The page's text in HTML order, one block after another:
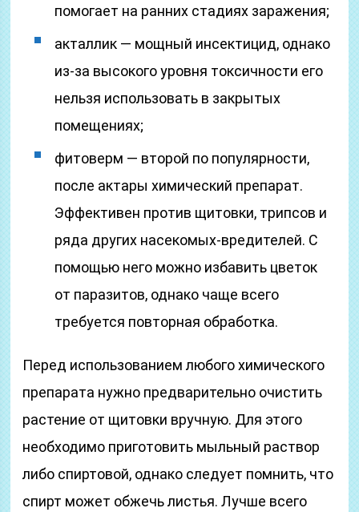
помогает на ранних стадиях заражения;
акталлик — мощный инсектицид, однако
из-за высокого уровня токсичности его
нельзя использовать в закрытых
помещениях;
фитоверм — второй по популярности,
после актары химический препарат.
Эффективен против щитовки, трипсов и
ряда других насекомых-вредителей. С
помощью него можно избавить цветок
от паразитов, однако чаще всего
требуется повторная обработка.
Перед использованием любого химического
препарата нужно предварительно очистить
растение от щитовки вручную. Для этого
необходимо приготовить мыльный раствор
либо спиртовой, однако следует помнить, что
спирт может обжечь листья. Лучше всего